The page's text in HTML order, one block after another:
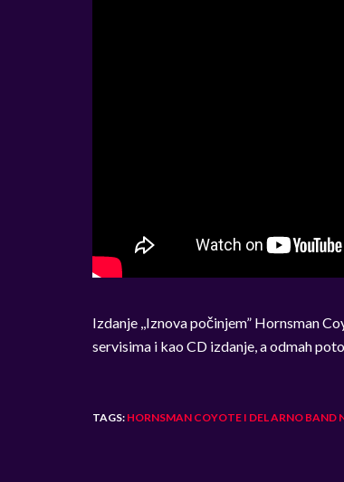
Izdanje ,,Iznova počinjem” Hornsman
servisima i kao CD izdanje, a odmah
TAGS: HORNSMAN COYOTE I DEL ARNO BAND